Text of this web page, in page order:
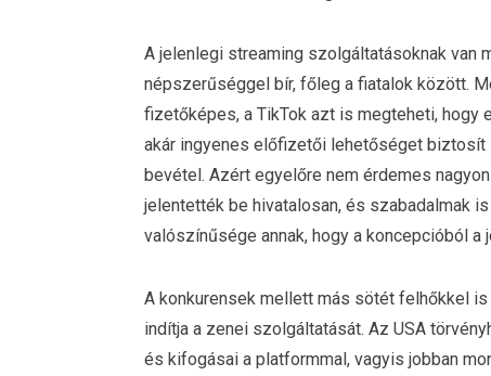
A jelenlegi streaming szolgáltatásoknak van
népszerűséggel bír, főleg a fiatalok között.
fizetőképes, a TikTok azt is megteheti, hogy
akár ingyenes előfizetői lehetőséget biztosít
bevétel. Azért egyelőre nem érdemes
jelentették be hivatalosan, és szabadalmak
valószínűsége annak, hogy a koncepcióból
A konkurensek mellett más sötét felhőkkel
indítja a zenei szolgáltatását. Az USA
és kifogásai a platformmal, vagyis jobban